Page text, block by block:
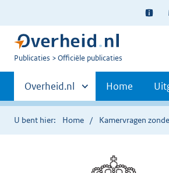
Ter
U
Publicaties Officiële publicaties
Primaire
navigatie
Andere
sites
binnen
Overheid.nl Home
U bent hier: Home Kamervragen